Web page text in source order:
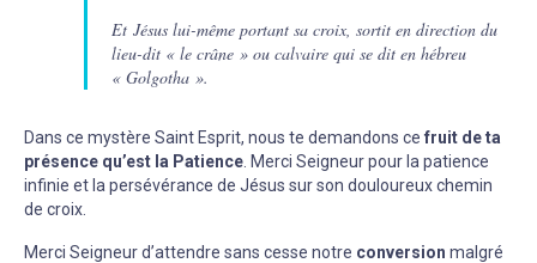
Et Jésus lui-même portant sa croix, sortit en direction du
lieu-dit « le crâne » ou calvaire qui se dit en hébreu
« Golgotha ».
Dans ce mystère Saint Esprit, nous te demandons ce fruit de ta
présence qu’est la Patience. Merci Seigneur pour la patience
infinie et la persévérance de Jésus sur son douloureux chemin
de croix.
Merci Seigneur d’attendre sans cesse notre conversion malgré